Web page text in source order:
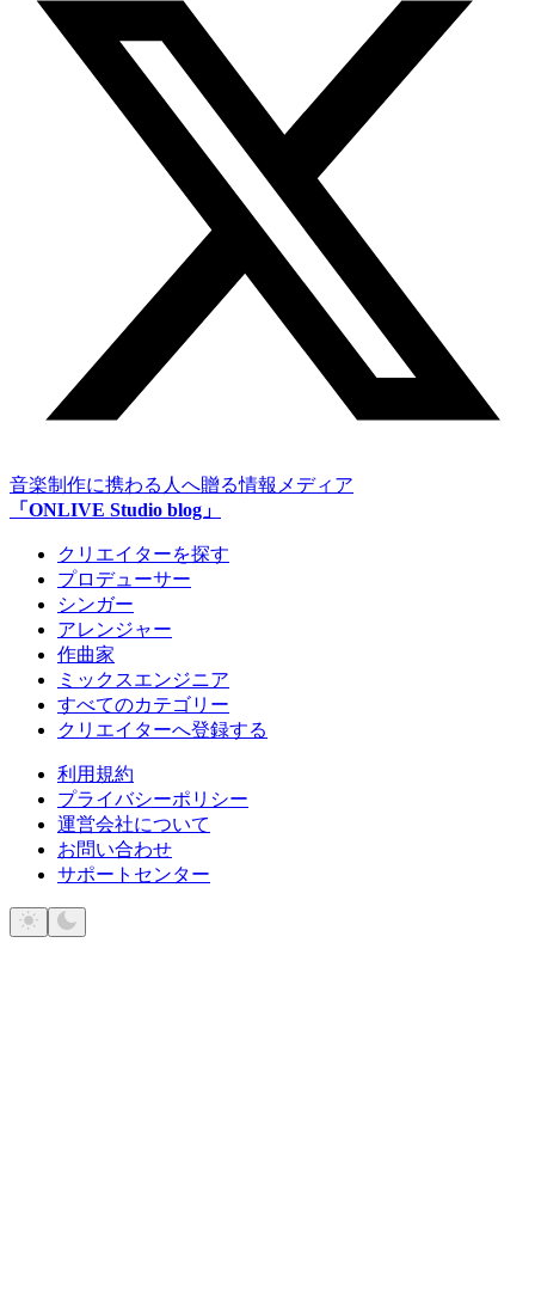
音楽制作に携わる人へ贈る情報メディア
「ONLIVE Studio blog」
クリエイターを探す
プロデューサー
シンガー
アレンジャー
作曲家
ミックスエンジニア
すべてのカテゴリー
クリエイターへ登録する
利用規約
プライバシーポリシー
運営会社について
お問い合わせ
サポートセンター